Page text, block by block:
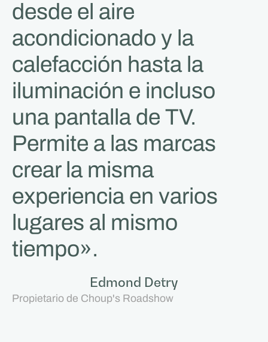
desde el aire
acondicionado y la
calefacción hasta la
iluminación e incluso
una pantalla de TV.
Permite a las marcas
crear la misma
experiencia en varios
lugares al mismo
tiempo».
Edmond Detry
Propietario de Choup's Roadshow